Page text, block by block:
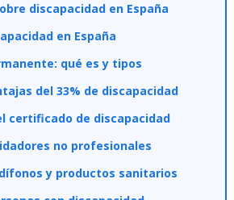
discapacidad en España
en España
qué es y tipos
del 33% de discapacidad
certificado de discapacidad
no profesionales
y productos sanitarios